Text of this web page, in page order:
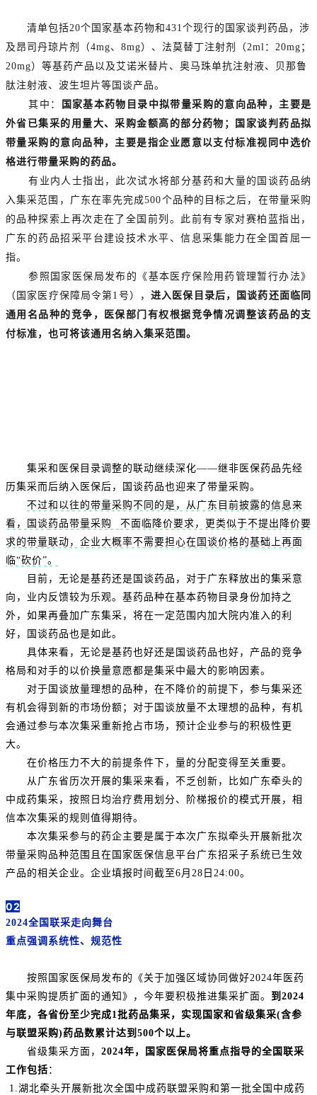
清单包括20个国家基本药物和431个现行的国家谈判药品，涉
及昂司丹琼片剂（4mg、8mg）、法莫替丁注射剂（2ml：20mg；
20mg）等基药产品以及艾诺米替片、奥马珠单抗注射液、贝那鲁
肽注射液、波生坦片等国谈产品。
其中：
国家基本药物目录中拟带量采购的意向品种，主要是
外省已集采的用量大、采购金额高的部分药物；国家谈判药品拟
带量采购的意向品种，主要是指企业愿意以支付标准视同中选价
格进行带量采购的药品。
有业内人士指出，此次试水将部分基药和大量的国谈药品纳
入集采范围，广东在率先完成500个品种的目标之后，在带量采购
的品种探索上再次走在了全国前列。此前有专家对赛柏蓝指出，
广东的药品招采平台建设技术水平、信息采集能力在全国首屈一
指。
参照国家医保局发布的《基本医疗保险用药管理暂行办法》
（国家医疗保障局令第1号）， 进入医保目录后，国谈药还面临同
通用名品种的竞争，医保部门有权根据竞争情况调整该药品的支
付标准，也可将该通用名纳入集采范围。
集采和医保目录调整的联动继续深化——继非医保药品先经
历集采而后纳入医保后，国谈药品也迎来了带量采购。
不过和以往的带量采购不同的是，从广东目前披露的信息来
看，国谈 药品带量采购
不面临降价要求，更类似于不提出降价要
求的带量联动，企业大概率不需要担心在国谈价格的基础上再面
临“砍价”。
目前，无论是基药还是国谈药品，对于广东释放出的集采意
向，业内反馈较为乐观。基药品种在基本药物目录身份加持之
外，如果再叠加广东集采，将在一定范围内加大院内准入的利
好，国谈药品也是如此。
具体来看，无论是基药也好还是国谈药品也好，产品的竞争
格局和对手的以价换量意愿都是集采中最大的影响因素。
对于国谈放量理想的品种，在不降价的前提下，参与集采还
有机会得到新的市场份额；对于国谈放量不太理想的品种，有机
会通过参与本次集采重新抢占市场，预计企业参与的积极性更
大。
在价格压力不大的前提条件下，量的分配变得至关重要。
从广东省历次开展的集采来看，不乏创新，比如广东牵头的
中成药集采，按照日均治疗费用划分、阶梯报价的模式开展，相
信本次集采的规则值得期待。
本次集采参与的药企主要是属于本次广东拟牵头开展新批次
带量采购品种范围且在国家医保信息平台广东招采子系统已生效
产品的相关企业。企业填报时间截至6月28日24:00。
02
2024全国联采走向舞台
重点强调系统性、规范性
按照国家医保局发布的《关于加强区域协同做好2024年医药
集中采购提质扩面的通知》，今年要积极推进集采扩面。 到2024
年底，各省份至少完成1批药品集采，实现国家和省级集采(含参
与联盟采购)药品数累计达到500个以上。
省级集采方面， 2024年，国家医保局将重点指导的全国联采
工作包括 ：
1.湖北牵头开展新批次全国中成药联盟采购和第一批全国中成药